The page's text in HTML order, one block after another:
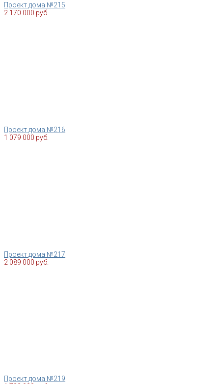
Проект дома №215
2 170 000 руб.
Проект дома №216
1 079 000 руб.
Проект дома №217
2 089 000 руб.
Проект дома №219